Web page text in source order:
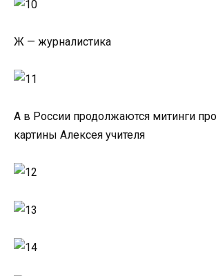
Ж — журналистика
А в России продолжаются митинги
картины Алексея учителя